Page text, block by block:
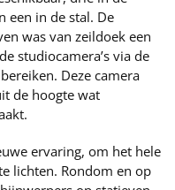
een in de stal. De
was van zeildoek een
studiocamera’s via de
Deze camera
de hoogte wat
ervaring, om het hele
lichten. Rondom en op